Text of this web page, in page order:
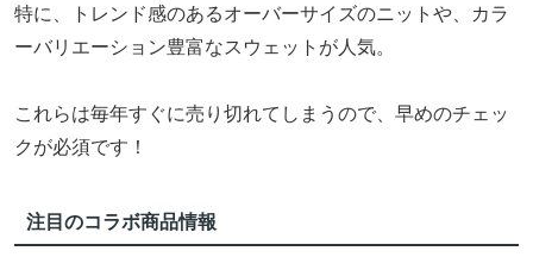
特に、トレンド感のあるオーバーサイズのニットや、カラ
ーバリエーション豊富なスウェットが人気。
これらは毎年すぐに売り切れてしまうので、早めのチェッ
クが必須です！
注目のコラボ商品情報